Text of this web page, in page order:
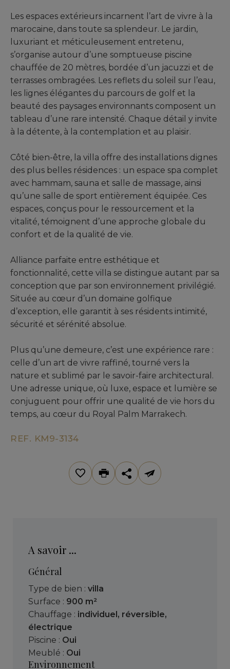
Les espaces extérieurs incarnent l’art de vivre à la
marocaine, dans toute sa splendeur. Le jardin,
luxuriant et méticuleusement entretenu,
s’organise autour d’une somptueuse piscine
chauffée de 20 mètres, bordée d’un jacuzzi et de
terrasses ombragées. Les reflets du soleil sur l’eau,
les lignes élégantes du parcours de golf et la
beauté des paysages environnants composent un
tableau d’une rare intensité. Chaque détail y invite
à la détente, à la contemplation et au plaisir.
Côté bien-être, la villa offre des installations dignes
des plus belles résidences : un espace spa complet
avec hammam, sauna et salle de massage, ainsi
qu’une salle de sport entièrement équipée. Ces
espaces, conçus pour le ressourcement et la
vitalité, témoignent d’une approche globale du
confort et de la qualité de vie.
Alliance parfaite entre esthétique et
fonctionnalité, cette villa se distingue autant par sa
conception que par son environnement privilégié.
Située au cœur d’un domaine golfique
d’exception, elle garantit à ses résidents intimité,
sécurité et sérénité absolue.
Plus qu’une demeure, c’est une expérience rare :
celle d’un art de vivre raffiné, tourné vers la
nature et sublimé par le savoir-faire architectural.
Une adresse unique, où luxe, espace et lumière se
conjuguent pour offrir une qualité de vie hors du
temps, au cœur du Royal Palm Marrakech.
REF. KM9-3134
A savoir ...
Général
Type de bien : villa
Surface : 900 m²
Chauffage : individuel, réversible,
électrique
Piscine : Oui
Meublé : Oui
Environnement